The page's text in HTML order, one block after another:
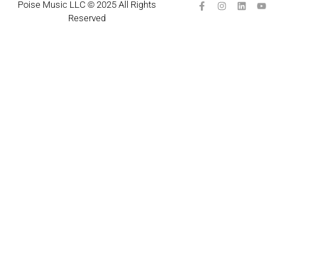
Poise Music LLC © 2025 All Rights
Reserved